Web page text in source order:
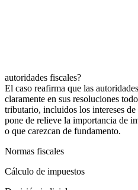
autoridades fiscales?
El caso reafirma que las
claramente en sus resoluciones
tributario, incluidos los intereses
pone de relieve la importancia de
o que carezcan de fundamento.
Normas fiscales
Cálculo de impuestos